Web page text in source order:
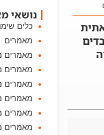
נושאי
כלים
מאמרים
מאמרים
מאמרים
מאמרים
מאמרים
מאמרים
מאמרים